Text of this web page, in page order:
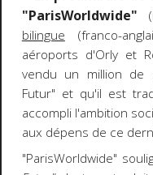
"ParisWorldwide"
bilingue (franco-
aéroports d'Orly et
vendu un million de
Futur" et qu'il est
accompli l'ambition
aux dépens de ce
"ParisWorldwide"